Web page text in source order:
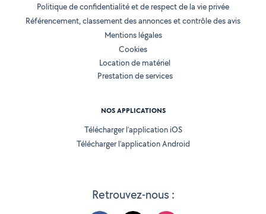
Retrouvez-nous :
Politique de confidentialité et de respect de la vie privée
Référencement, classement des annonces et contrôle des avis
Mentions légales
Cookies
Location de matériel
Prestation de services
NOS APPLICATIONS
Télécharger l’application iOS
Télécharger l’application Android